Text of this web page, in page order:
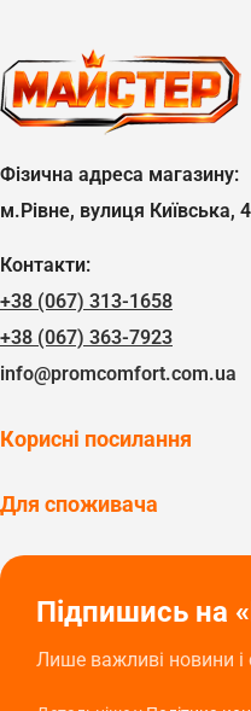
Фізична адреса магазину:
м.Рівне, вулиця Київська,
Контакти:
+38 (067) 313-1658
+38 (067) 363-7923
info@promcomfort.com.ua
Корисні посилання
Для споживача
Підпишись на
Лише важливі новини і